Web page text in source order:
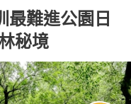
最難進公園日
秘境